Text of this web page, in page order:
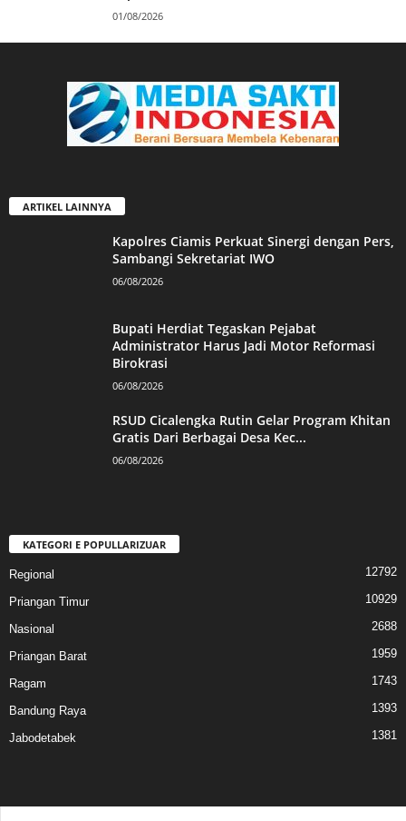
01/08/2026
ARTIKEL LAINNYA
Kapolres Ciamis Perkuat Sinergi dengan Pers,
Sambangi Sekretariat IWO
06/08/2026
Bupati Herdiat Tegaskan Pejabat
Administrator Harus Jadi Motor Reformasi
Birokrasi
06/08/2026
RSUD Cicalengka Rutin Gelar Program Khitan
Gratis Dari Berbagai Desa Kec...
06/08/2026
KATEGORI E POPULLARIZUAR
Regional 12792
Priangan Timur 10929
Nasional 2688
Priangan Barat 1959
Ragam 1743
Bandung Raya 1393
Jabodetabek 1381